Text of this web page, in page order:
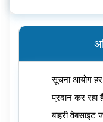
सूचना आयोग
प्रदान कर
बाहरी